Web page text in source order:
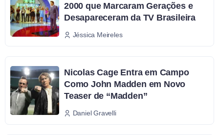
2000 que Marcaram Gerações e
Desapareceram da TV Brasileira
Jéssica Meireles
Nicolas Cage Entra em Campo
Como John Madden em Novo
Teaser de “Madden”
Daniel Gravelli